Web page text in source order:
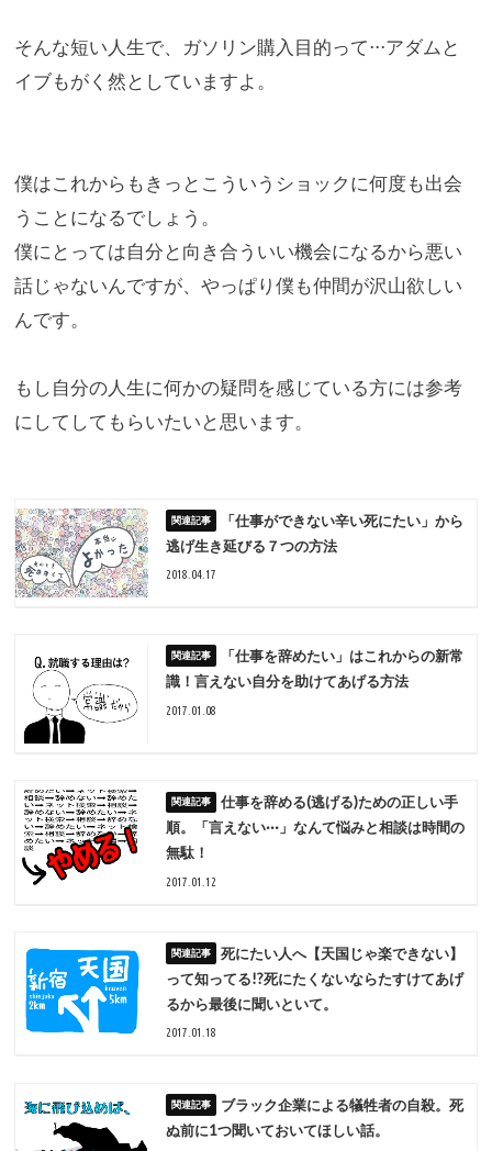
そんな短い人生で、ガソリン購入目的って⋅⋅⋅アダムと
イブもがく然としていますよ。
僕はこれからもきっとこういうショックに何度も出会
うことになるでしょう。
僕にとっては自分と向き合ういい機会になるから悪い
話じゃないんですが、やっぱり僕も仲間が沢山欲しい
んです。
もし自分の人生に何かの疑問を感じている方には参考
にしてしても らいたいと思います。
「仕事ができない辛い死にたい」から
逃げ生き延びる７つの方法
2018.04.17
「仕事を辞めたい」はこれからの新常
識！言えない自分を助けてあげる方法
2017.01.08
仕事を辞める(逃げる)ための正しい手
順。「言えない···」なんて悩みと相談は時間の
無駄！
2017.01.12
死にたい人へ【天国じゃ楽できない】
って知ってる!?死にたくないならたすけてあげ
るから最後に聞いといて。
2017.01.18
ブラック企業による犠牲者の自殺。死
ぬ前に1つ聞いておいてほしい話。